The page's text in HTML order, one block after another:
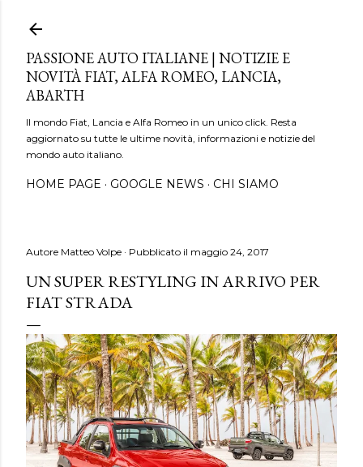
PASSIONE AUTO ITALIANE | NOTIZIE E
NOVITÀ FIAT, ALFA ROMEO, LANCIA,
ABARTH
Il mondo Fiat, Lancia e Alfa Romeo in un unico click. Resta
aggiornato su tutte le ultime novità, informazioni e notizie del
mondo auto italiano.
HOME PAGE GOOGLE NEWS CHI SIAMO
Autore Matteo Volpe Pubblicato il maggio 24, 2017
UN SUPER RESTYLING IN ARRIVO PER
FIAT STRADA